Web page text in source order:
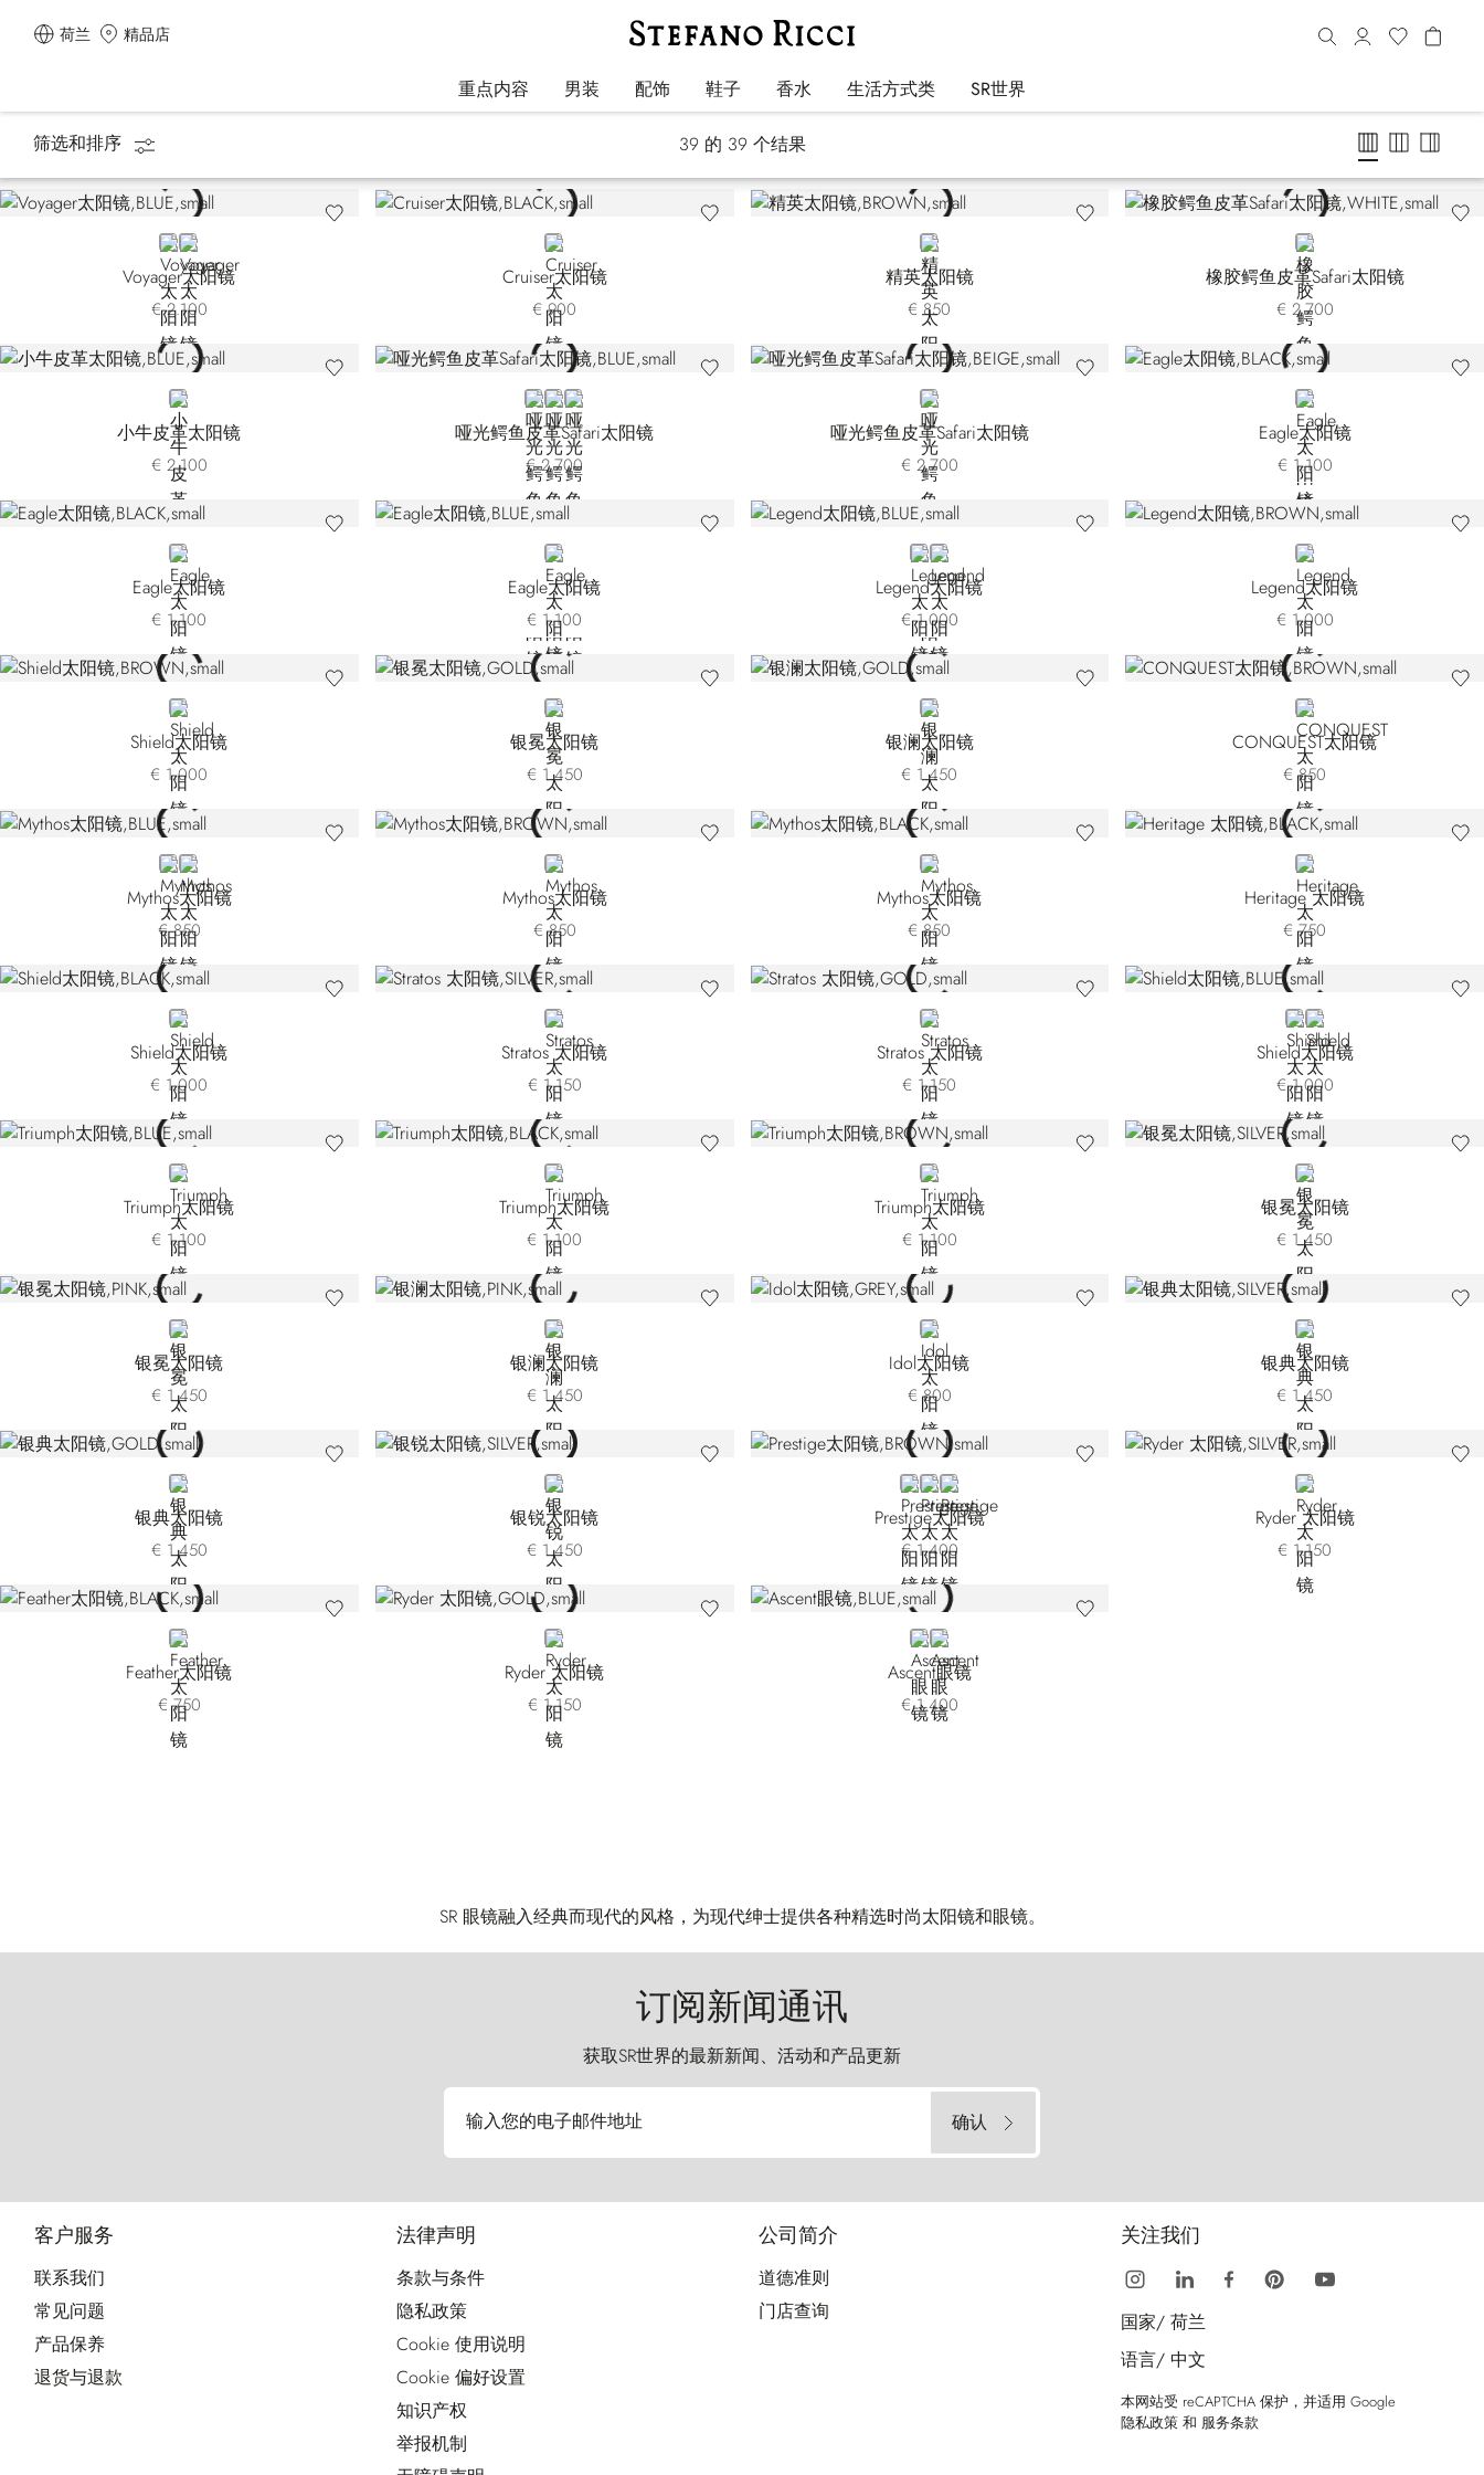
荷兰 精品店
重点内容 男装 配饰 鞋子 香水 生活方式类 SR世界
主页 配饰
眼镜
筛选和排序 39 的 39 个结果
BLUEBLACK
Voyager太阳镜
€ 2.100
BLACK
Cruiser太阳镜
€ 900
BROWN
精英太阳镜
€ 850
WHITE
橡胶鳄鱼皮革Safari太阳镜
€ 2.700
BLUE
小牛皮革太阳镜
€ 2.100
BLUE CS-B075
BLUE CS-B077
BLACK
哑光鳄鱼皮革Safari太阳镜
€ 2.700
BEIGE
哑光鳄鱼皮革Safari太阳镜
€ 2.700
BLACK
Eagle太阳镜
€ 1.100
BLACK
Eagle太阳镜
€ 1.100
BLUE
Eagle太阳镜
€ 1.100
BLUEBLACK
Legend太阳镜
€ 1.000
BROWN
Legend太阳镜
€ 1.000
BROWN
Shield太阳镜
€ 1.000
GOLD
银冕太阳镜
€ 1.450
GOLD
银澜太阳镜
€ 1.450
BROWN
CONQUEST太阳镜
€ 850
BLUEBLACK
Mythos太阳镜
€ 850
BROWN
Mythos太阳镜
€ 850
BLACK
Mythos太阳镜
€ 850
BLACK
Heritage 太阳镜
€ 750
BLACK
Shield太阳镜
€ 1.000
SILVER
Stratos 太阳镜
€ 1.150
GOLD
Stratos 太阳镜
€ 1.150
BLUEBLACK
Shield太阳镜
€ 1.000
BLUE
Triumph太阳镜
€ 1.100
BLACK
Triumph太阳镜
€ 1.100
BROWN
Triumph太阳镜
€ 1.100
SILVER
银冕太阳镜
€ 1.450
PINK
银冕太阳镜
€ 1.450
PINK
银澜太阳镜
€ 1.450
GREY
Idol太阳镜
€ 800
SILVER
银典太阳镜
€ 1.450
GOLD
银典太阳镜
€ 1.450
SILVER
银锐太阳镜
€ 1.450
BROWN
YELLOW
GREEN
Prestige太阳镜
€ 1.400
SILVER
Ryder 太阳镜
€ 1.150
BLACK
Feather太阳镜
€ 750
GOLD
Ryder 太阳镜
€ 1.150
BLUEGREEN
Ascent眼镜
€ 1.400
SR 眼镜融入经典而现代的风格，为现代绅士提供各种精选时尚太阳镜和眼镜。
订阅新闻通讯
获取SR世界的最新新闻、活动和产品更新
输入您的电子邮件地址 确认
客户服务
联系我们
常见问题
产品保养
退货与退款
法律声明
条款与条件
隐私政策
Cookie 使用说明
Cookie 偏好设置
知识产权
举报机制
公司简介
道德准则
门店查询
关注我们
国家/ 荷兰
语言/ 中文
本网站受 reCAPTCHA 保护，并适用 Google
隐私政策 和 服务条款